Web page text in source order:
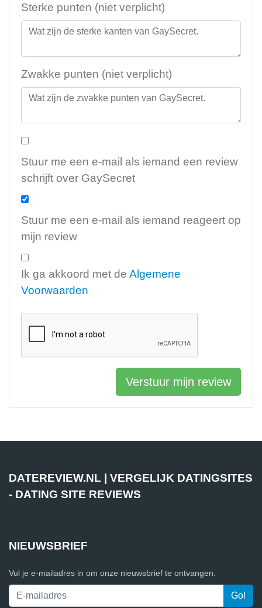
Sterke punten (niet verplicht)
Zwakke punten (niet verplicht)
Stuur me een e-mail als iemand een review
schrijft over GaySecret
Stuur me een e-mail als iemand reageert op
mijn review
Ik ga akkoord met de Algemene
Voorwaarden
Verstuur mijn review
DATEREVIEW.NL | VERGELIJK DATINGSITES
- DATING SITE REVIEWS
NIEUWSBRIEF
Vul je e-mailadres in om onze nieuwsbrief te ontvangen.